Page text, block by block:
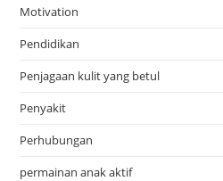
Motivation
Pendidikan
Penjagaan kulit yang betul
Penyakit
Perhubungan
permainan anak aktif